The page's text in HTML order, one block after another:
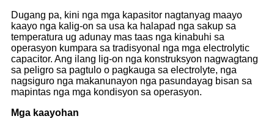
Dugang pa, kini nga mga kapasitor nagtanyag maayo
kaayo nga kalig-on sa usa ka halapad nga sakup sa
temperatura ug adunay mas taas nga kinabuhi sa
operasyon kumpara sa tradisyonal nga mga electrolytic
capacitor. Ang ilang lig-on nga konstruksyon nagwagtang
sa peligro sa pagtulo o pagkauga sa electrolyte, nga
nagsiguro nga makanunayon nga pasundayag bisan sa
mapintas nga mga kondisyon sa operasyon.
Mga kaayohan